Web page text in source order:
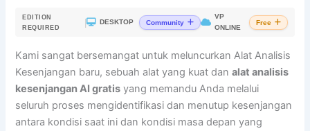
EDITION
REQUIRED
| DESKTOP Community
VP
ONLINE
Free
Kami sangat bersemangat untuk meluncurkan Alat Analisis
Kesenjangan baru, sebuah alat yang kuat danalat analisis
kesenjangan AI gratis yang memandu Anda melalui
seluruh proses mengidentifikasi dan menutup kesenjangan
antara kondisi saat ini dan kondisi masa depan yang